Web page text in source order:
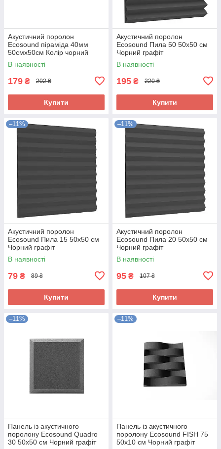
Акустичний поролон
Ecosound піраміда 40мм
50смх50см Колір чорний
графіт
В наявності
179 ₴ 202 ₴
Купити
Акустичний поролон
Ecosound Пила 50 50х50 см
Чорний графіт
В наявності
195 ₴ 220 ₴
Купити
–11%
Акустичний поролон
Ecosound Пила 15 50х50 см
Чорний графіт
В наявності
79 ₴ 89 ₴
Купити
–11%
Акустичний поролон
Ecosound Пила 20 50х50 см
Чорний графіт
В наявності
95 ₴ 107 ₴
Купити
–11%
Панель із акустичного
поролону Ecosound Quadro
30 50х50 см Чорний графіт
–11%
Панель із акустичного
поролону Ecosound FISH 75
50х10 см Чорний графіт